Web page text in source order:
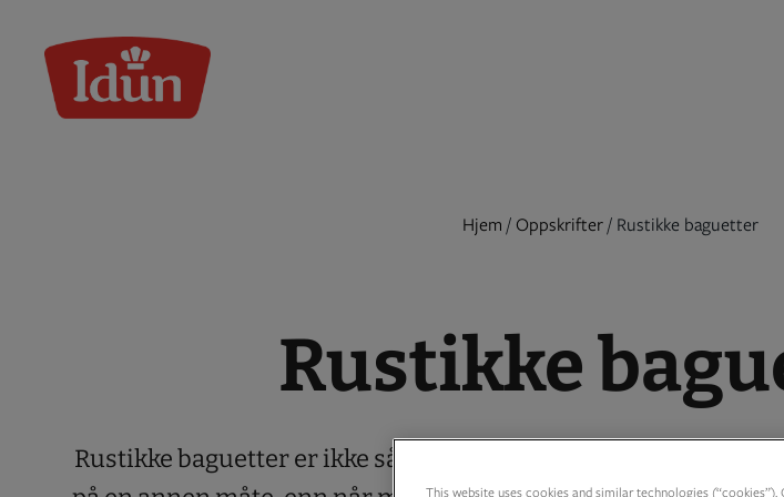
content
Hjem / Oppskrifter/ Rustikke baguetter
Rustikke
Rustikke baguetter er ikke så vanskelig å få til. Det eneste
This website uses cookies and similar technologies